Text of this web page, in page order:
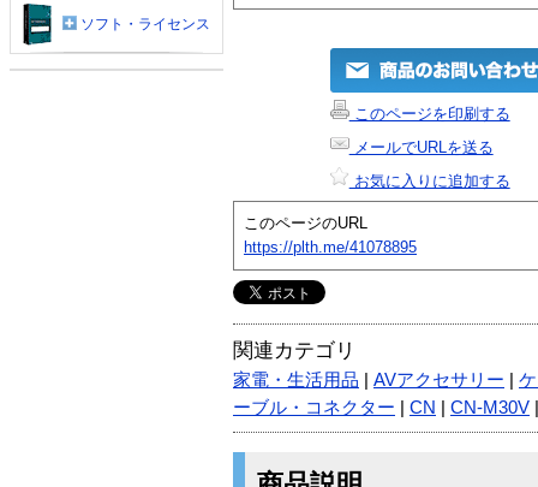
このページを印刷する
メールでURLを送る
お気に入りに追加する
このページのURL
https://plth.me/41078895
関連カテゴリ
家電・生活用品 AVアクセサリー
ーブル・コネクター
CN CN-M30V
ソフト・ライセンス